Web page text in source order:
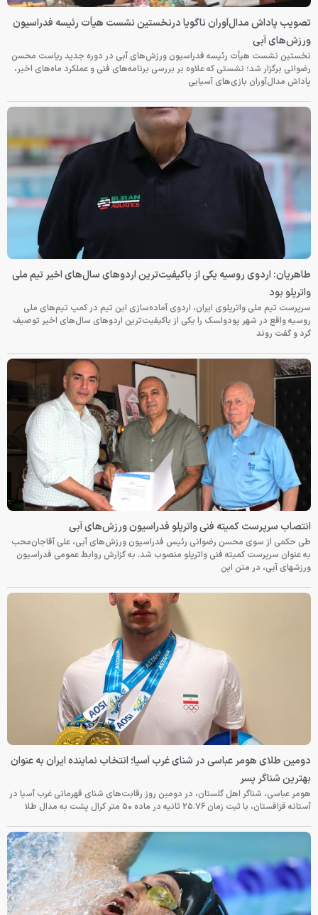
تصویب پاداش مدال‌آوران ناگویا درنخستین نشست هیأت رئیسه فدراسیون
ورزش‌های آبی
نخستین نشست هیأت رئیسه فدراسیون ورزش‌های آبی در دوره جدید ریاست محسن
رضوانی برگزار شد؛ نشستی که علاوه بر بررسی برنامه‌های فنی و عملکرد ماه‌های اخیر،
پاداش مدال‌آوران بازی‌های آسیایی
طاهریان: اردوی روسیه یکی از باکیفیت‌ترین اردوهای سال‌های اخیر تیم ملی
واترپلو بود
سرپرست تیم ملی واترپلوی ایران، اردوی آماده‌سازی این تیم در کمپ تیم‌های ملی
روسیه واقع در شهر پودولسک را یکی از باکیفیت‌ترین اردوهای سال‌های اخیر توصیف
کرد و گفت روند
انتصاب سرپرست کمیته فنی واترپلو فدراسیون ورزش‌های آبی
طی حکمی از سوی محسن رضوانی رئیس فدراسیون ورزش‌های آبی، علی آقاجان‌محب
به عنوان سرپرست کمیته فنی واترپلو منصوب شد. به گزارش روابط عمومی فدراسیون
ورزشهای آبی، در متن این
دومین طلای هومر عباسی در شنای غرب آسیا؛ انتخاب نماینده ایران به عنوان
بهترین شناگر پسر
هومر عباسی، شناگر اهل گلستان، در دومین روز رقابت‌های شنای قهرمانی غرب آسیا در
آستانه قزاقستان، با ثبت زمان ۲۵.۷۶ ثانیه در ماده ۵۰ متر کرال پشت به مدال طلا